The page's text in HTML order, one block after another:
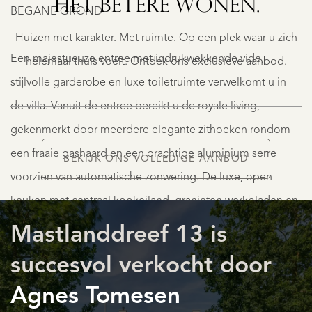
BEGANE GROND
Een majestueuze entree met indrukwekkende vide,
stijlvolle garderobe en luxe toiletruimte verwelkomt u in
de villa. Vanuit de entree bereikt u de royale living,
gekenmerkt door meerdere elegante zithoeken rondom
een fraaie gashaard en een prachtige aluminium serre
voorzien van automatische zonwering. De luxe, open
keuken met centraal kookeiland, granieten werkbladen en
hoogwaardige inbouwapparatuur van exclusieve merken
als Gaggenau en Miele, maakt het geheel compleet.
EERSTE VERDIEPING
HET BETERE WONEN.
Huizen met karakter. Met ruimte. Op een plek waar u zich
helemaal thuis voelt. Ontdek ons exclusieve aanbod.
19
995.000
K.K.
BEKIJK ONS VOLLEDIGE AANBOD
Mastlanddreef 13 is
succesvol verkocht door
Agnes Tomesen